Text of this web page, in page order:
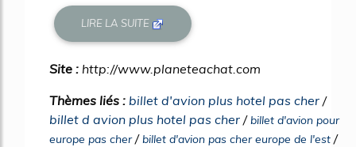
LIRE LA SUITE
Site : http://www.planeteachat.com
Thèmes liés : billet d'avion plus hotel pas cher /
billet d avion plus hotel pas cher /billet d'avion pour
europe pas cher/billet d'avion pas cher europe de l'est /